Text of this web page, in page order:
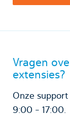
Vragen
extensies?
Onze
9:00 - 17:00.